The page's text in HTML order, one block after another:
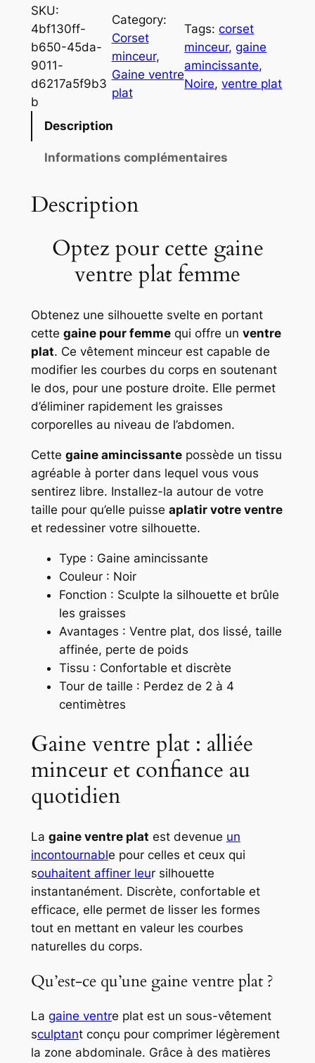
a
n
t
i
t
é
n
r
e
p
l
a
t
f
e
m
SKU:
4bf130ff-
b650-45da-
9011-
d6217a5f9b3
b
Category:
Corset
minceur
Gaine ventre
plat
Tags:corset
minceur, gaine
amincissante
Noire, ventre plat
Description
Informations complémentaires
Description
Optez pour cette gaine
ventre plat femme
Obtenez une silhouette svelte en portant
cette gaine pour femmequi offre un ventre
plat. Ce vêtement minceur est capable de
modifier les courbes du corps en soutenant
le dos, pour une posture droite. Elle permet
d’éliminer rapidement les graisses
corporelles au niveau de l’abdomen.
Cette gaine amincissantepossède un tissu
agréable à porter dans lequel vous vous
sentirez libre. Installez-la autour de votre
taille pour qu’elle puisse aplatir votre ventre
et redessiner votre silhouette.
Type : Gaine amincissante
Couleur : Noir
Fonction : Sculpte la silhouette et brûle
les graisses
Avantages : Ventre plat, dos lissé, taille
affinée, perte de poids
Tissu : Confortable et discrète
Tour de taille : Perdez de 2 à 4
centimètres
Gaine ventre plat : alliée
minceur et confiance au
quotidien
La gaine ventre plat est devenue un
incontournable pour celles et ceux qui
souhaitent affiner leur silhouette
instantanément. Discrète, confortable et
efficace, elle permet de lisser les formes
tout en mettant en valeur les courbes
naturelles du corps.
Qu’est-ce qu’une gaine ventre plat ?
La gaine ventre plat est un sous-vêtement
sculptant conçu pour comprimer légèrement
la zone abdominale. Grâce à des matières